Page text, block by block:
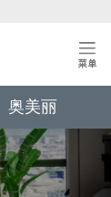
奥美丽